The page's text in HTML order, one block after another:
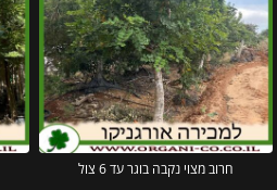
חרוב מצוי נקבה בוגר עד 6 צול